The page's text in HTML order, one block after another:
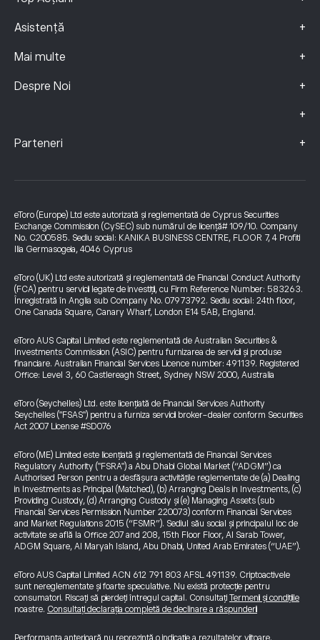
Asistență +
Mai multe +
Despre Noi +
+
Parteneri +
eToro (Europe) Ltd este autorizată și reglementată de Cyprus Securities
Exchange Commission (CySEC) sub numărul de licență# 109/10. Company
No. C200585. Sediu social: KANIKA BUSINESS CENTRE, FLOOR 7, 4 Profiti
Ilia Germasogeia, 4046 Cyprus
eToro (UK) Ltd este autorizată și reglementată de Financial Conduct Authority
(FCA) pentru servicii legate de investiții, cu Firm Reference Number: 583263.
Înregistrată în Anglia sub Company No. 07973792. Sediu social: 24th floor,
One Canada Square, Canary Wharf, London E14 5AB, England.
eToro AUS Capital Limited este reglementată de Australian Securities &
Investments Commission (ASIC) pentru furnizarea de servicii și produse
financiare. Australian Financial Services Licence number: 491139. Registered
Office: Level 3, 60 Castlereagh Street, Sydney NSW 2000, Australia
eToro (Seychelles) Ltd. este licențiată de Financial Services Authority
Seychelles ("FSAS") pentru a furniza servicii broker-dealer conform Securities
Act 2007 License #SD076
eToro (ME) Limited este licențiată și reglementată de Financial Services
Regulatory Authority ("FSRA") a Abu Dhabi Global Market (“ADGM”) ca
Authorised Person pentru a desfășura activitățile reglementate de (a) Dealing
in Investments as Principal (Matched), (b) Arranging Deals in Investments, (c)
Providing Custody, (d) Arranging Custody și (e) Managing Assets (sub
Financial Services Permission Number 220073) conform Financial Services
and Market Regulations 2015 (“FSMR”). Sediul său social și principalul loc de
activitate se află la Office 207 and 208, 15th Floor Floor, Al Sarab Tower,
ADGM Square, Al Maryah Island, Abu Dhabi, United Arab Emirates (“UAE”).
eToro AUS Capital Limited ACN 612 791 803 AFSL 491139. Criptoactivele
sunt nereglementate și foarte speculative. Nu există protecție pentru
consumatori. Riscați să pierdeți întregul capital. Consultați Termenii și condițiile
noastre. Consultați declarația completă de declinare a răspunderii
Performanța anterioară nu reprezintă o indicație a rezultatelor viitoare.